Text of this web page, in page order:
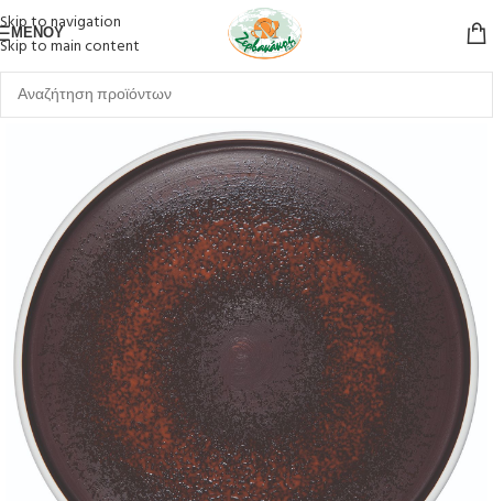
Skip to navigation
Skip to main content
ΜΕΝΟΎ